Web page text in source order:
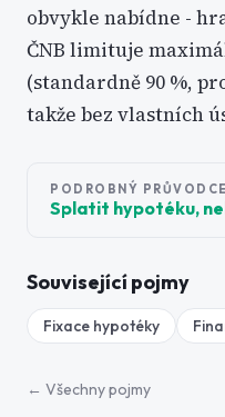
obvykle nabídne -
ČNB limituje
(standardně 90 %,
takže bez vlastních
PODROBNÝ PRŮVODCE
Splatit hypotéku,
Související pojmy
Fixace hypotéky
← Všechny pojmy